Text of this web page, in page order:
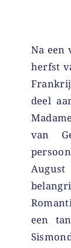
Na een
herfst
deel
van
een